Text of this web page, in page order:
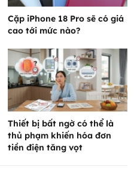
Cặp iPhone 18 Pro sẽ có giá
cao tới mức nào?
Thiết bị bất ngờ có thể là
thủ phạm khiến hóa đơn
tiền điện tăng vọt